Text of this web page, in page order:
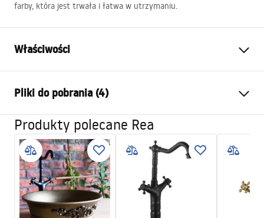
farby, która jest trwała i łatwa w utrzymaniu.
Właściwości
Sposób montażu:
Kolor:
Złoty szczotkowany
Rodzaj wylewki:
Ruchoma
Materiał:
Mosiądz
Zasięg wylewki:
180mm
Wysokość (mm):
400mm
Powłoka:
PVD
Pliki do pobrania (4)
Instrukcja montażu
Faucet.pdf
Atest higieniczny
atest_baterie_kuchenne.pdf
Produkty polecane Rea